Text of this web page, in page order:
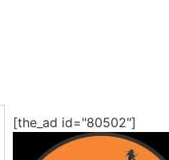
[the_ad id="80502"]